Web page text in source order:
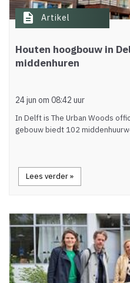
description Artikel
Houten hoogbouw in
middenhuren
24 jun om 08:42 uur
In Delft is The Urban Woods
gebouw biedt 102
Lees verder »